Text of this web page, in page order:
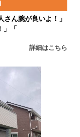
ん腕が良いよ！」
」「
詳細はこちら